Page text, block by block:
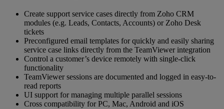
Create support service cases directly from Zoho CRM
modules (e.g. Leads, Contacts, Accounts) or Zoho Desk
tickets
Preconfigured email templates for quickly and easily sharing
service case links directly from the TeamViewer integration
Control a customer’s device remotely with single-click
functionality
TeamViewer sessions are documented and logged in easy-to-
read reports
UI support for managing multiple parallel sessions
Cross compatibility for PC, Mac, Android and iOS